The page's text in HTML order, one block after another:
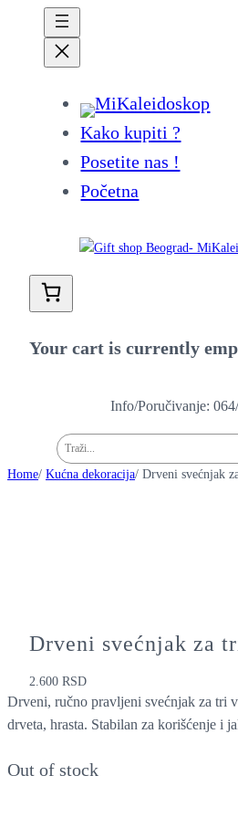
Kako kupiti ?
Posetite nas !
Početna
Your cart is currently
Info/Poručivanje:
Pretraga
Home/ Kućna dekoracija/ Drveni svećnjak
Drveni svećnjak za
2.600RSD
Drveni, ručno pravljeni svećnjak za tri
drveta, hrasta. Stabilan za korišćenje i
Out of stock